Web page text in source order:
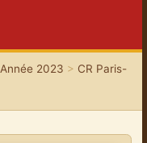
Année 2023 > CR Paris-